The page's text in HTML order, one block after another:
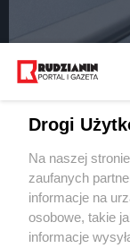
na drogach
Wydawca mediów
Drogi
Na naszej
zaufanych
informacje na
osobowe, takie
informacje